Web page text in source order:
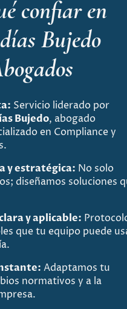
confiar en
Bujedo
Servicio liderado por
Bujedo, abogado
en Compliance y
y estratégica: No solo
diseñamos soluciones
y aplicable:
que tu equipo puede
Adaptamos tu
normativos y a la